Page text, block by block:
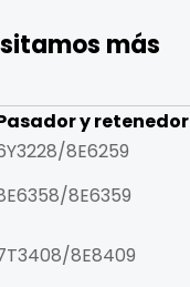
más
y retenedor
8E6259
8E6359
8E8409